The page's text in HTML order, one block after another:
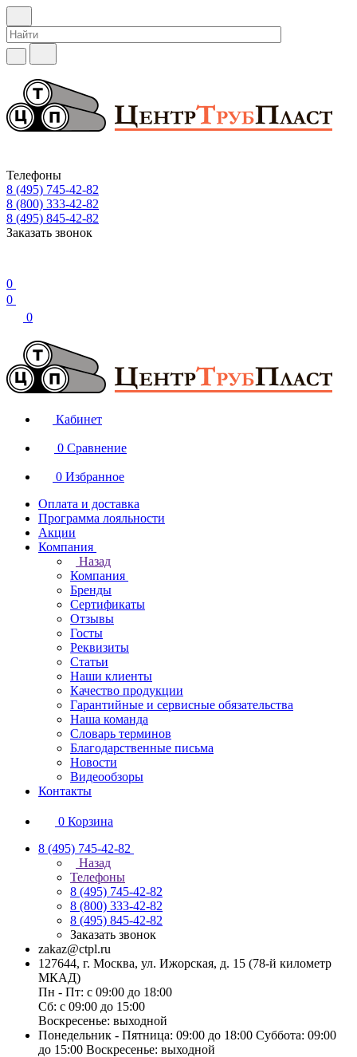
Телефоны
8 (495) 745-42-82
8 (800) 333-42-82
8 (495) 845-42-82
Заказать звонок
0
0
0
Кабинет
0 Сравнение
0 Избранное
Оплата и доставка
Программа лояльности
Акции
Компания
Назад
Компания
Бренды
Сертификаты
Отзывы
Госты
Реквизиты
Статьи
Наши клиенты
Качество продукции
Гарантийные и сервисные обязательства
Наша команда
Словарь терминов
Благодарственные письма
Новости
Видеообзоры
Контакты
0 Корзина
8 (495) 745-42-82
Назад
Телефоны
8 (495) 745-42-82
8 (800) 333-42-82
8 (495) 845-42-82
Заказать звонок
zakaz@ctpl.ru
127644, г. Москва, ул. Ижорская, д. 15 (78-й километр
МКАД)
Пн - Пт: с 09:00 до 18:00
Сб: с 09:00 до 15:00
Воскресенье: выходной
Понедельник - Пятница: 09:00 до 18:00 Суббота: 09:00
до 15:00 Воскресенье: выходной